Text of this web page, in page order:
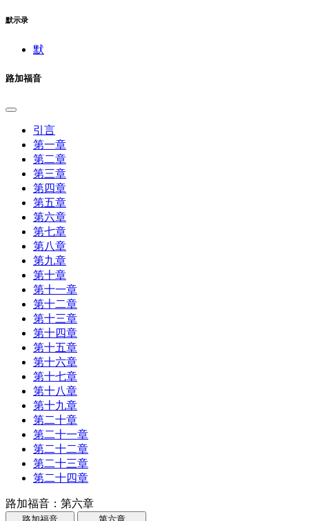
默示录
默
路加福音
引言
第一章
第二章
第三章
第四章
第五章
第六章
第七章
第八章
第九章
第十章
第十一章
第十二章
第十三章
第十四章
第十五章
第十六章
第十七章
第十八章
第十九章
第二十章
第二十一章
第二十二章
第二十三章
第二十四章
路加福音：第六章